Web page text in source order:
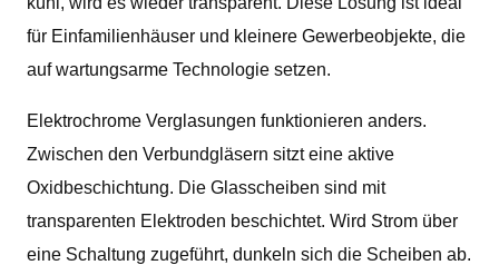
für Einfamilienhäuser und kleinere Gewerbeobjekte, die
auf wartungsarme Technologie setzen.
Elektrochrome Verglasungen funktionieren anders.
Zwischen den Verbundgläsern sitzt eine aktive
Oxidbeschichtung. Die Glasscheiben sind mit
transparenten Elektroden beschichtet. Wird Strom über
eine Schaltung zugeführt, dunkeln sich die Scheiben ab.